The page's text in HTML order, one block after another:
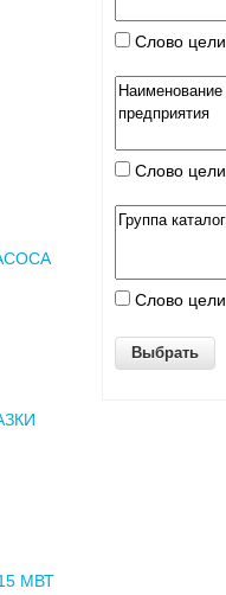
МВТ
Слово
Слово
Слово